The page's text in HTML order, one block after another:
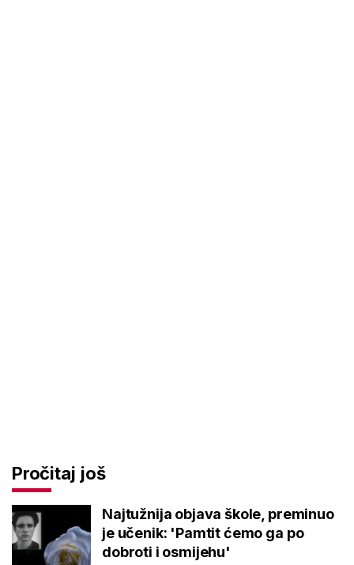
Pročitaj još
Najtužnija objava škole, preminuo
je učenik: 'Pamtit ćemo ga po
dobroti i osmijehu'